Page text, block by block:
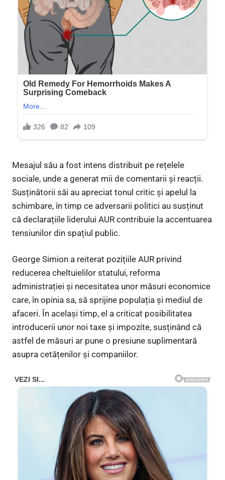
Mesajul său a fost intens distribuit pe rețelele
sociale, unde a generat mii de comentarii și reacții.
Susținătorii săi au apreciat tonul critic și apelul la
schimbare, în timp ce adversarii politici au susținut
că declarațiile liderului AUR contribuie la accentuarea
tensiunilor din spațiul public.
George Simion a reiterat pozițiile AUR privind
reducerea cheltuielilor statului, reforma
administrației și necesitatea unor măsuri economice
care, în opinia sa, să sprijine populația și mediul de
afaceri. În același timp, el a criticat posibilitatea
introducerii unor noi taxe și impozite, susținând că
astfel de măsuri ar pune o presiune suplimentară
asupra cetățenilor și companiilor.